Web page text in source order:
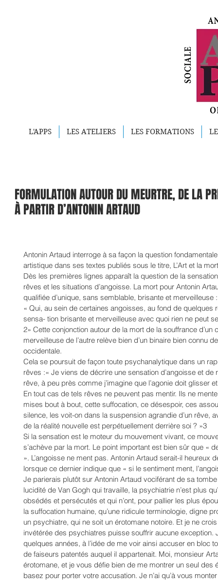
L'APPS LES ATELIERS LES FORMATIONS
FORMULATION AUTOUR DU MEURTRE, DE LA
À PARTIR D’ANTONIN ARTAUD
Antonin Artaud interroge à sa façon la question
artistique dans ses textes publiés sous le titre, L’Art et la
Dès les premières lignes apparaît la question de la
rêves et les situations d’angoisse. La mort pour Antonin
qualifiée d’unique, sans semblable, brisante et merveilleuse
« Qui, au sein de certaines angoisses, au fond de quelques
sensa- tion brisante et merveilleuse avec quoi rien ne peut
2» Cette conjonction autour de la mort de la souffrance
merveilleuse de l’autre relève bien d’un binaire bien connu
occidentale.
Cela se poursuit de façon toute psychanalytique dans un
rêves :« Je viens de décrire une sensation d’angoisse et
rêve, à peu près comme j’imagine que l’agonie doit glisser
En tout cas de tels rêves ne peuvent pas mentir. Ils ne
mises bout à bout, cette suffocation, ce désespoir, ces
silence, les voit-on dans la suspension agrandie d’un rêve,
de la réalité nouvelle est perpétuellement derrière soi ? »3
Si la sensation est le moteur du mouvement vivant, ce
s’achève par la mort. Le point important est bien sûr que «
». L’angoisse ne ment pas. Antonin Artaud serait-il
lorsque ce dernier indique que « si le sentiment ment,
Je parierais plutôt sur Antonin Artaud vociférant de sa
lucidité de Van Gogh qui travaille, la psychiatrie n’est plus
obsédés et persécutés et qui n’ont, pour pallier les plus
la suffocation humaine, qu’une ridicule terminologie, digne
un psychiatre, qui ne soit un érotomane notoire. Et je ne
invétérée des psychiatres puisse souffrir aucune exception.
quelques années, à l’idée de me voir ainsi accuser en bloc
de faiseurs patentés auquel il appartenait. Moi, monsieur
érotomane, et je vous défie bien de me montrer un seul
basez pour porter votre accusation. Je n’ai qu’à vous